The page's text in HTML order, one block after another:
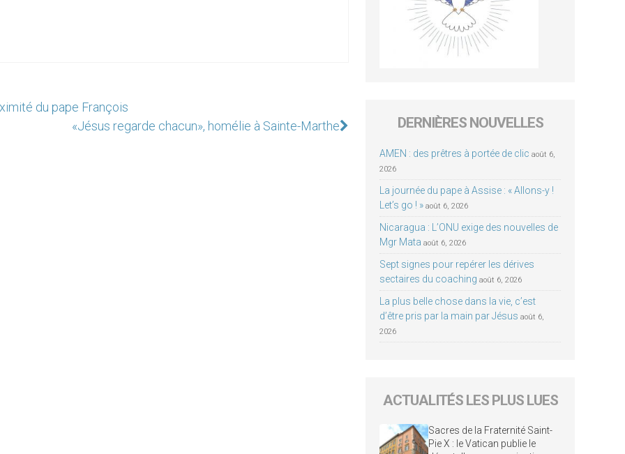
du pape François
«Jésus regarde chacun», homélie à Sainte-Marthe
DERNIÈRES NOUVELLES
AMEN : des prêtres à portée de clic août 6,
2026
La journée du pape à Assise : « Allons-y !
Let’s go ! » août 6, 2026
Nicaragua : L’ONU exige des nouvelles de
Mgr Mata août 6, 2026
Sept signes pour repérer les dérives
sectaires du coaching août 6, 2026
La plus belle chose dans la vie, c’est
d’être pris par la main par Jésus août 6,
2026
ACTUALITÉS LES PLUS LUES
Sacres de la Fraternité Saint-
Pie X : le Vatican publie le